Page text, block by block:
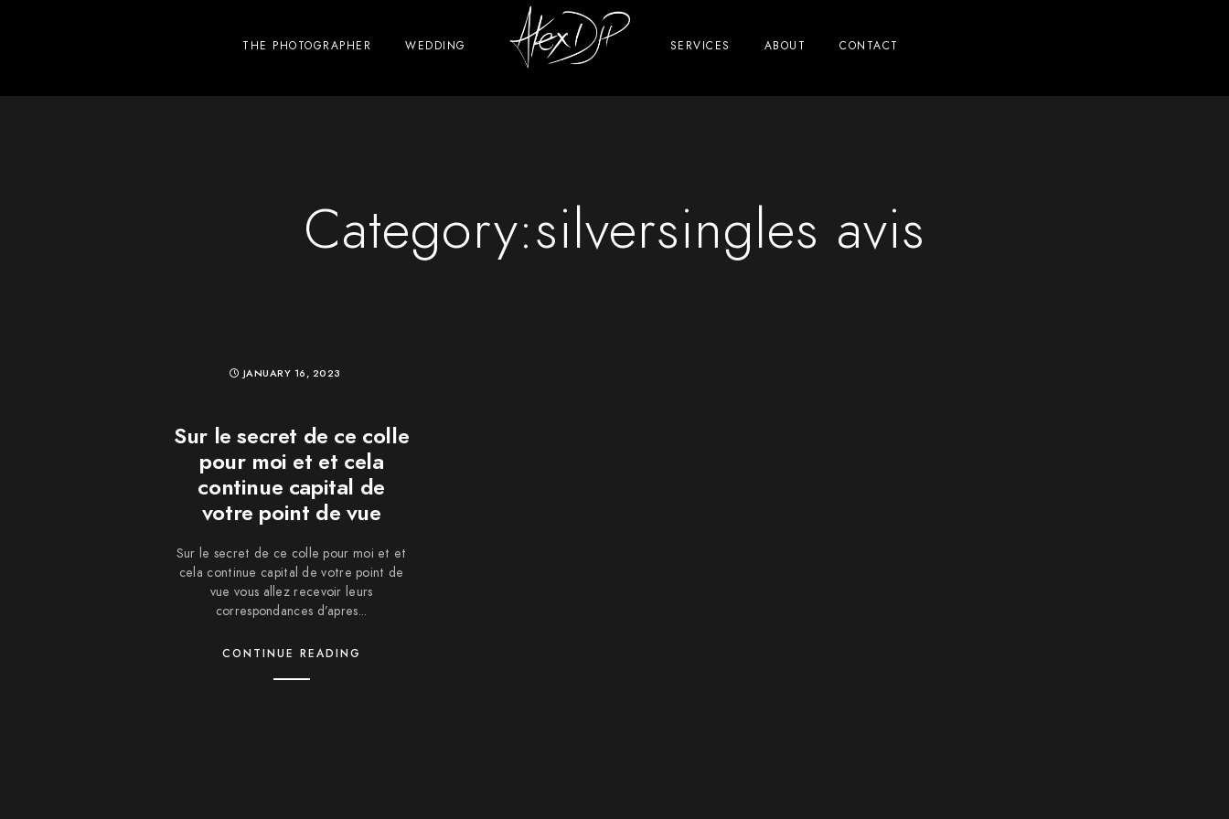
THE PHOTOGRAPHER WEDDING SERVICES ABOUT CONTACT
Category:silversingles avis
JANUARY 16, 2023
Sur le secret de ce colle
pour moi et et cela
continue capital de
votre point de vue
Sur le secret de ce colle pour moi et et
cela continue capital de votre point de
vue vous allez recevoir leurs
correspondances d’apres...
CONTINUE READING